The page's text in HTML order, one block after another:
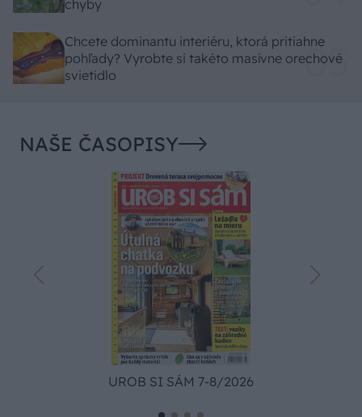
chyby
Chcete dominantu interiéru, ktorá pritiahne
pohľady? Vyrobte si takéto masívne orechové
svietidlo
NAŠE ČASOPISY
UROB SI SÁM 7-8/2026